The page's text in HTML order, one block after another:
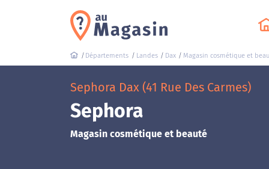
Départements Landes Dax Magasin cosmétique et
Sephora Dax (41 Rue Des Carmes)
Sephora
Magasin cosmétique et beauté